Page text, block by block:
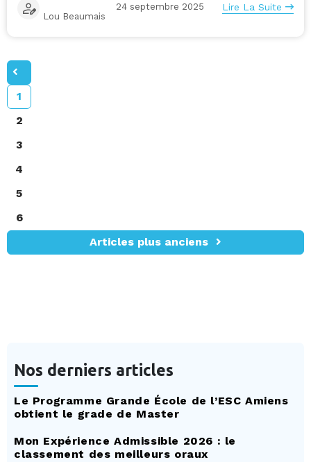
Lou Beaumais
24 septembre 2025 Lire La Suite
1
2
3
4
5
6
Articles plus anciens
Nos derniers articles
Le Programme Grande École de l’ESC Amiens
obtient le grade de Master
Mon Expérience Admissible 2026 : le
classement des meilleurs oraux